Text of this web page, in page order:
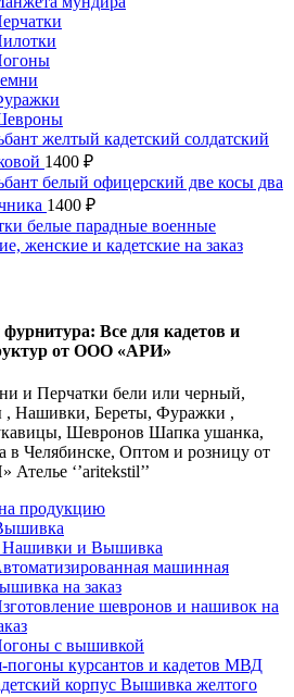
желтый кадетский солдатский
1400 ₽
белый офицерский две косы два
1400 ₽
белые парадные военные
женские и кадетские на заказ
Все для кадетов и
от ООО «АРИ»
и Перчатки бели или черный,
, Нашивки, Береты, Фуражки ,
Шевронов Шапка ушанка,
в Челябинске, Оптом и розницу от
‘’aritekstil’’
продукцию
Нашивки и Вышивка
машинная
на заказ
шевронов и нашивок на
с вышивкой
курсантов и кадетов МВД
корпус Вышивка желтого